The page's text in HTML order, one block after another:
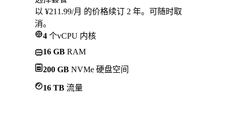
以 ¥211.99/月 的价格续订 2 年。可随时取
消。
4 个vCPU 内核
16 GB RAM
200 GB NVMe 硬盘空间
16 TB 流量